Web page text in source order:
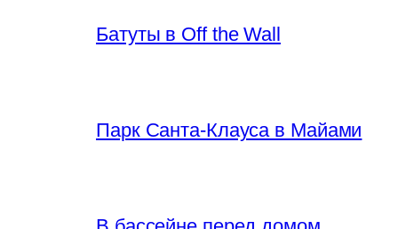
Батуты в Off the Wall
Парк Санта-Клауса в Майами